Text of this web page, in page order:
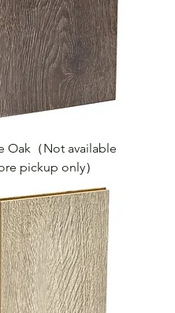
Oak（Not available
pickup only）